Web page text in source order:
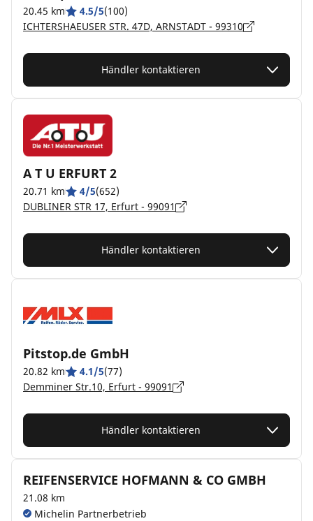
20.45 km 4.5/5(100)
ICHTERSHAEUSER STR. 47D, ARNSTADT - 99310
Händler kontaktieren
A T U ERFURT 2
20.71 km 4/5(652)
DUBLINER STR 17, Erfurt - 99091
Händler kontaktieren
Pitstop.de GmbH
20.82 km 4.1/5(77)
Demminer Str.10, Erfurt - 99091
Händler kontaktieren
REIFENSERVICE HOFMANN & CO GMBH
21.08 km
Michelin Partnerbetrieb